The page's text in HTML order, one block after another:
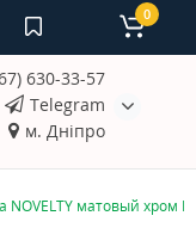
630-33-57
Telegram
м. Дніпро
0
NOVELTY матовый хром R